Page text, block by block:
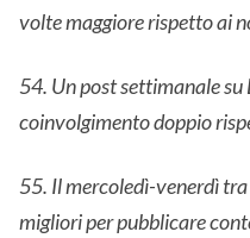
volte maggiore rispetto ai
54. Un post settimanale
coinvolgimento doppio
55. Il mercoledì-venerdì
migliori per pubblicare